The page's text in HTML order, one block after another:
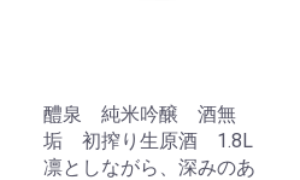
醴泉 純米吟醸 酒無
垢 初搾り生原酒 1.8L
凛としながら、深みのあ